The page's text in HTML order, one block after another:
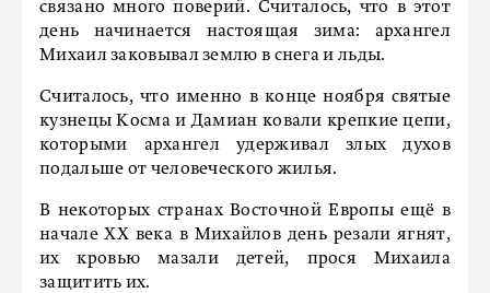
связано много поверий. Считалось, что в этот
день начинается настоящая зима: архангел
Михаил заковывал землю в снега и льды.
Считалось, что именно в конце ноября святые
кузнецы Косма и Дамиан ковали крепкие цепи,
которыми архангел удерживал злых духов
подальше от человеческого жилья.
В некоторых странах Восточной Европы ещё в
начале XX века в Михайлов день резали ягнят,
их кровью мазали детей, прося Михаила
защитить их.